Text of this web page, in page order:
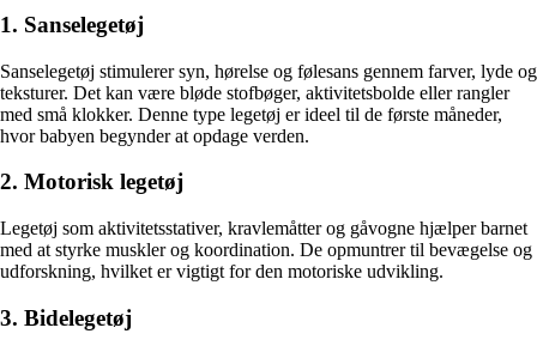
1. Sanselegetøj
Sanselegetøj stimulerer syn, hørelse og følesans gennem farver, lyde og
teksturer. Det kan være bløde stofbøger, aktivitetsbolde eller rangler
med små klokker. Denne type legetøj er ideel til de første måneder,
hvor babyen begynder at opdage verden.
2. Motorisk legetøj
Legetøj som aktivitetsstativer, kravlemåtter og gåvogne hjælper barnet
med at styrke muskler og koordination. De opmuntrer til bevægelse og
udforskning, hvilket er vigtigt for den motoriske udvikling.
3. Bidelegetøj